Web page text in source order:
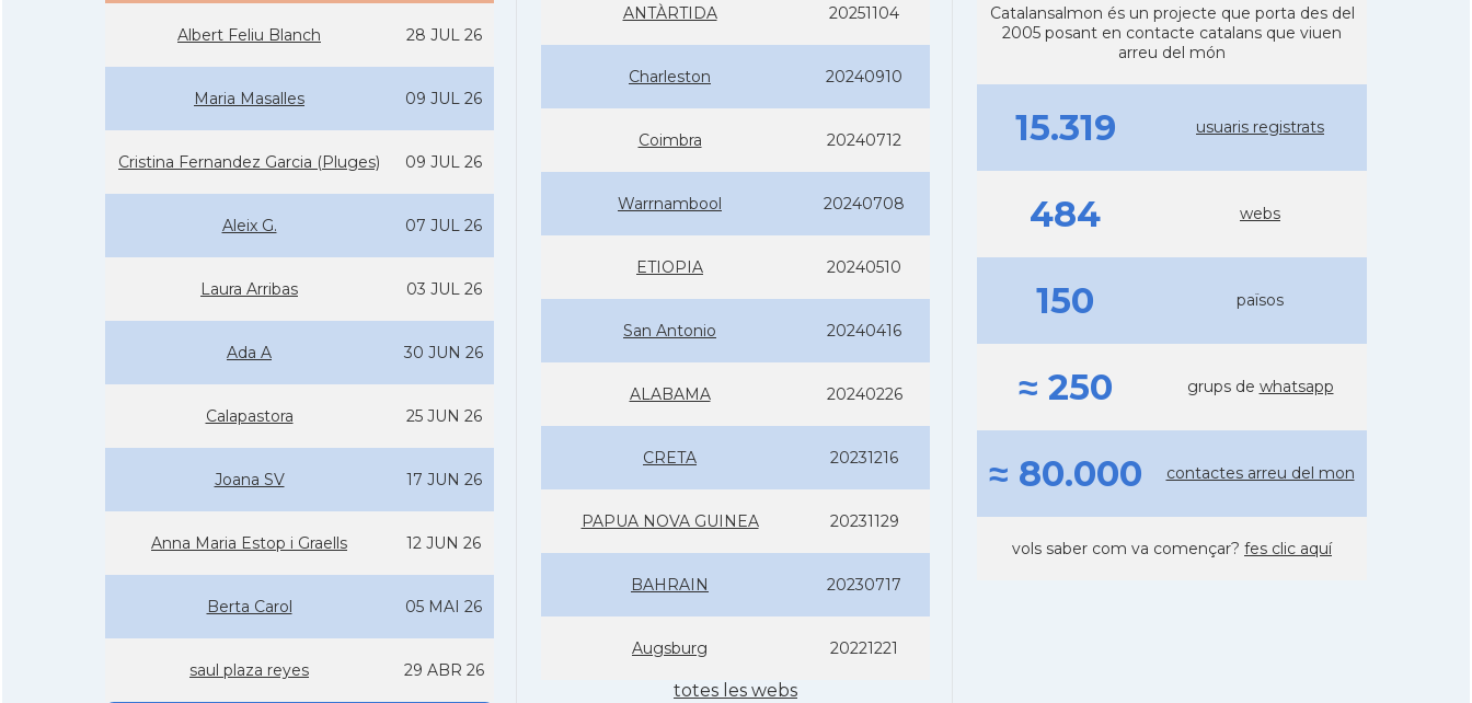
Albert Feliu Blanch 28 JUL 26
Maria Masalles 09 JUL 26
Cristina Fernandez Garcia (Pluges) 09 JUL 26
Aleix G. 07 JUL 26
Laura Arribas 03 JUL 26
Ada A 30 JUN 26
Calapastora 25 JUN 26
Joana SV 17 JUN 26
Anna Maria Estop i Graells 12 JUN 26
Berta Carol 05 MAI 26
saul plaza reyes 29 ABR 26
ANTÀRTIDA 20251104
Charleston 20240910
Coimbra 20240712
Warrnambool 20240708
ETIOPIA 20240510
San Antonio 20240416
ALABAMA 20240226
CRETA 20231216
PAPUA NOVA GUINEA 20231129
BAHRAIN 20230717
Augsburg 20221221
totes les webs
Catalansalmon és un projecte que porta des del
2005 posant en contacte catalans que viuen
arreu del món
15.319 usuaris registrats
484 webs
150 països
≈ 250 grups de whatsapp
≈ 80.000 contactes arreu del mon
vols saber com va començar? fes clic aquí